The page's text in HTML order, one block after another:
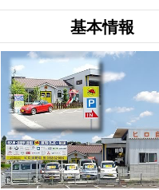
基本情報